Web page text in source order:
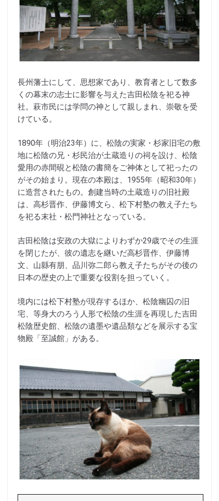
長州藩士にして、思想家であり、教育者として数多
くの幕末の志士に影響を与えた吉田松陰を祀る神
社。萩市民には学問の神として親しまれ、崇敬を受
けている。
1890年（明治23年）に、松陰の実家・杉家旧宅の敷
地に松陰の兄・杉民治が土蔵造りの祠を設け、松陰
愛用の赤間硯と松陰の書簡をご神体として祀ったの
がその始まり。現在の本殿は、1955年（昭和30年）
に造営されたもの。創建当時の土蔵造りの旧社殿
は、高杉晋作、伊藤博文ら、松下村塾の教え子たち
を祀る末社・松門神社となっている。
吉田松陰は安政の大獄によりわずか29歳でその生涯
を閉じたが、彼の遺志を継いだ高杉晋作、伊藤博
文、山縣有朋、品川弥二郎ら教え子たちがその後の
日本の歴史の上で重要な役割を担っていく。
境内には松下村塾が現存するほか、松陰幽囚の旧
宅、等身大のろう人形で松陰の生涯を再現した吉田
松陰歴史館、松陰の遺墨や遺品類などを展示する宝
物殿「至誠館」がある。